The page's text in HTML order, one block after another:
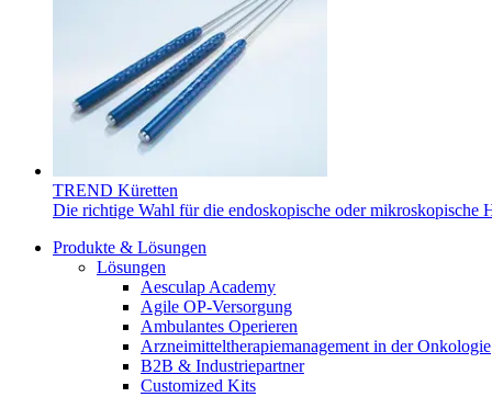
Produktkatalog
Finden Sie das Produkt, das Sie suchen. Besuchen Sie den
Innovation Hub
Lassen Sie uns Innovationen in der Medizintechnologie
TREND Küretten
Die richtige Wahl für die endoskopische oder mikroskopische
Produkte & Lösungen
Lösungen
Aesculap Academy
Agile OP-Versorgung
Ambulantes Operieren
Arzneimitteltherapiemanagement in der Onkologie​
B2B & Industriepartner
Customized Kits